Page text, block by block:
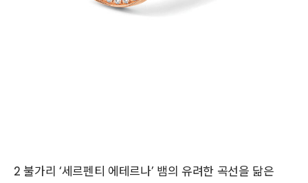
2 불가리 ‘세르펜티 에테르나’ 뱀의 유려한 곡선을 닮은